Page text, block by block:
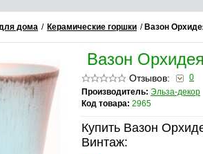
дома / Керамические горшки / Вазон
Вазон
Отзывов:
0
Производитель: Эльза-декор
Код товара: 2965
Купить Вазон
Винтаж: